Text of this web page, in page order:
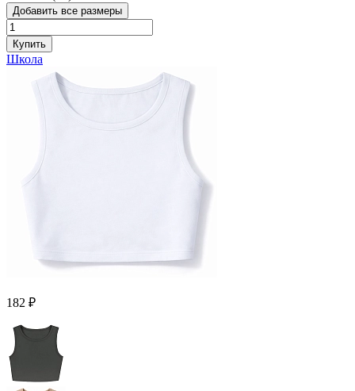
Добавить все размеры
Купить
Школа
182 ₽